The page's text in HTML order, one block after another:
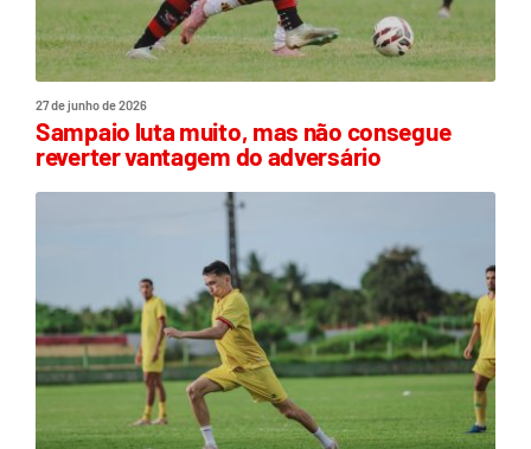
27 de junho de 2026
Sampaio luta muito, mas não consegue
reverter vantagem do adversário